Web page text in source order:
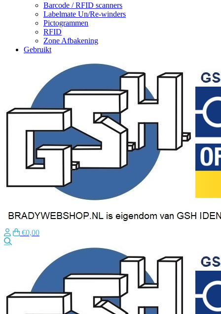
Barcode / RFID scanners
Labelmate Un/Re-winders
Pictogrammen
RFID
Zone Afbakening
Gebruikt
€0,00